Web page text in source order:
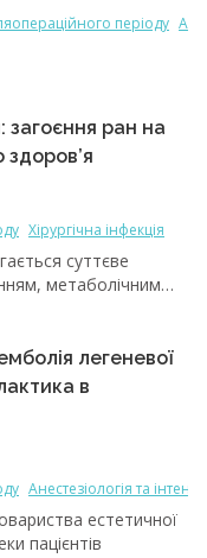
періоду
загоєння ран на
здоров’я
Хірургічна інфекція
суттєве
метаболічним
літературі,
синдром часто
хірургічної
безпосереднє
втручань,
тактики
доповідь
ран на межі
легеневої
в
Анестезіологія та
естетичної
пацієнтів